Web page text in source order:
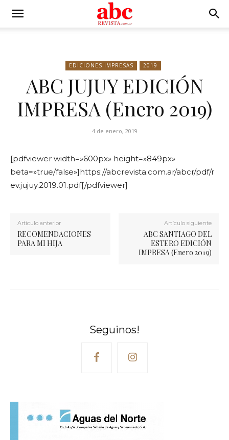
EDICIONES IMPRESAS 2019
ABC JUJUY EDICIÓN
IMPRESA (Enero 2019)
4 de enero, 2019
[pdfviewer width=»600px» height=»849px»
beta=»true/false»]https://abcrevista.com.ar/abcr/pdf/r
ev.jujuy.2019.01.pdf[/pdfviewer]
Artículo anterior
RECOMENDACIONES
PARA MI HIJA
Artículo siguiente
ABC SANTIAGO DEL
ESTERO EDICIÓN
IMPRESA (Enero 2019)
Seguinos!